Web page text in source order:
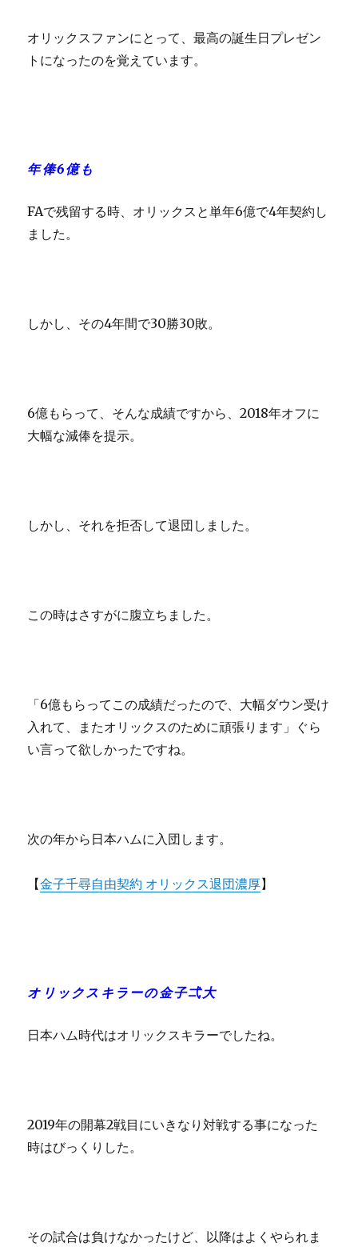
オリックスファンにとって、最高の誕生日プレゼン
トになったのを覚えています。
年俸6億も
FAで残留する時、オリックスと単年6億で4年契約し
ました。
しかし、その4年間で30勝30敗。
6億もらって、そんな成績ですから、2018年オフに
大幅な減俸を提示。
しかし、それを拒否して退団しました。
この時はさすがに腹立ちました。
「6億もらってこの成績だったので、大幅ダウン受け
入れて、またオリックスのために頑張ります」ぐら
い言って欲しかったですね。
次の年から日本ハムに入団します。
【金子千尋自由契約 オリックス退団濃厚】
オリックスキラーの金子弌大
日本ハム時代はオリックスキラーでしたね。
2019年の開幕2戦目にいきなり対戦する事になった
時はびっくりした。
その試合は負けなかったけど、以降はよくやられま